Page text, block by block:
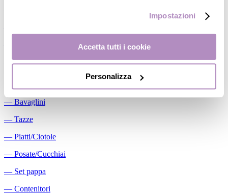
Impostazioni
Accetta tutti i cookie
Personalizza
Conservalatte Materno
―Massaggiagengive
― Bavaglini
― Tazze
― Piatti/Ciotole
― Posate/Cucchiai
― Set pappa
― Contenitori